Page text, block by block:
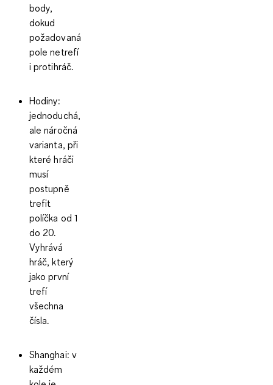
body,
dokud
požadovaná
pole netrefí
i protihráč.
Hodiny:
jednoduchá,
ale náročná
varianta, při
které hráči
musí
postupně
trefit
políčka od 1
do 20.
Vyhrává
hráč, který
jako první
trefí
všechna
čísla.
Shanghai: v
každém